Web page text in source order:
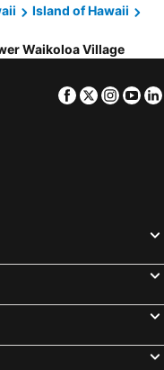
Island of Hawaii
Waikoloa Village
Facebook
Twitter